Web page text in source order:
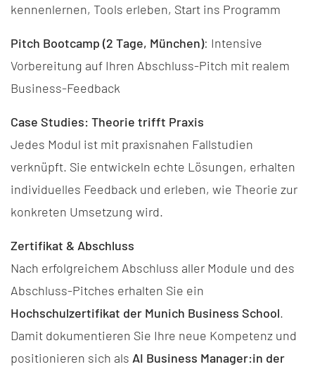
kennenlernen, Tools erleben, Start ins Programm
Pitch Bootcamp (2 Tage, München): Intensive
Vorbereitung auf Ihren Abschluss-Pitch mit realem
Business-Feedback
Case Studies: Theorie trifft Praxis
Jedes Modul ist mit praxisnahen Fallstudien
verknüpft. Sie entwickeln echte Lösungen, erhalten
individuelles Feedback und erleben, wie Theorie zur
konkreten Umsetzung wird.
Zertifikat & Abschluss
Nach erfolgreichem Abschluss aller Module und des
Abschluss-Pitches erhalten Sie ein
Hochschulzertifikat der Munich Business School.
Damit dokumentieren Sie Ihre neue Kompetenz und
positionieren sich als AI Business Manager:in der